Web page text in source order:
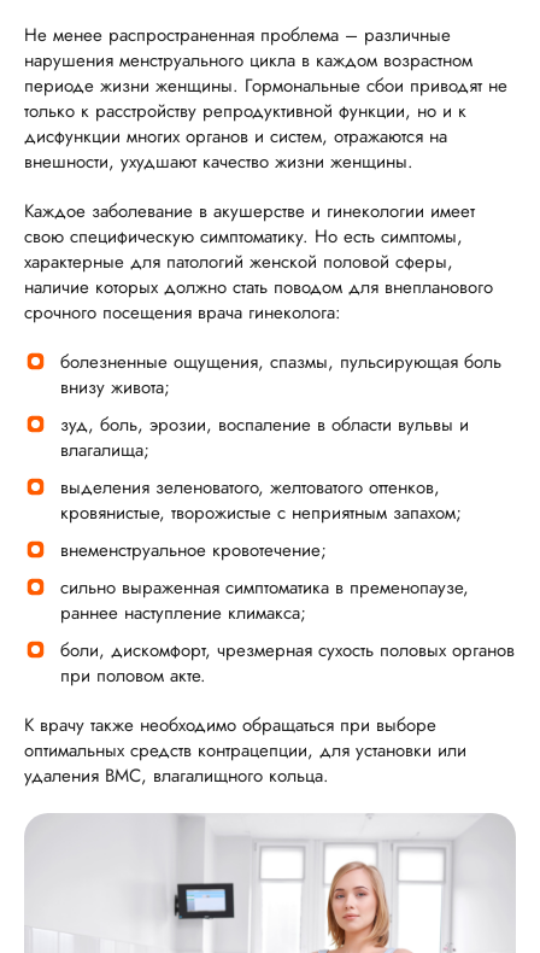
Не менее распространенная проблема – различные
нарушения менструального цикла в каждом возрастном
периоде жизни женщины. Гормональные сбои приводят не
только к расстройству репродуктивной функции, но и к
дисфункции многих органов и систем, отражаются на
внешности, ухудшают качество жизни женщины.
Каждое заболевание в акушерстве и гинекологии имеет
свою специфическую симптоматику. Но есть симптомы,
характерные для патологий женской половой сферы,
наличие которых должно стать поводом для внепланового
срочного посещения врача гинеколога:
болезненные ощущения, спазмы, пульсирующая боль
внизу живота;
зуд, боль, эрозии, воспаление в области вульвы и
влагалища;
выделения зеленоватого, желтоватого оттенков,
кровянистые, творожистые с неприятным запахом;
внеменструальное кровотечение;
сильно выраженная симптоматика в пременопаузе,
раннее наступление климакса;
боли, дискомфорт, чрезмерная сухость половых органов
при половом акте.
К врачу также необходимо обращаться при выборе
оптимальных средств контрацепции, для установки или
удаления ВМС, влагалищного кольца.